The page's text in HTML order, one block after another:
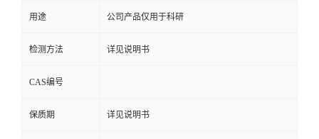
用途 公司产品仅用于科研
检测方法 详见说明书
CAS编号
保质期 详见说明书